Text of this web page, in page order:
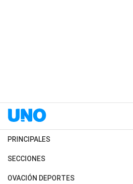
PRINCIPALES
Últimas Noticias
Política
SECCIONES
Horóscopo
OVACIÓN DEPORTES